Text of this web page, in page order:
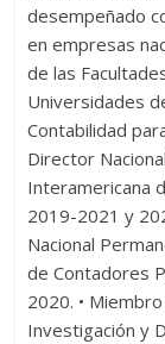
desempeñado
en empresas
de las
Universidades
Contabilidad
Director
Interamericana
2019-2021 y
Nacional
de Contadores
2020. •
Investigación y